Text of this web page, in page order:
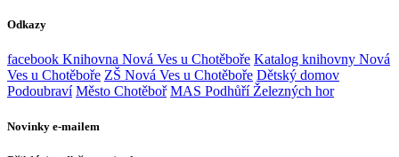
Odkazy
facebook Knihovna Nová Ves u Chotěboře Katalog knihovny Nová
Ves u Chotěboře ZŠ Nová Ves u Chotěboře Dětský domov
Podoubraví Město Chotěboř MAS Podhůří Železných hor
Novinky e-mailem